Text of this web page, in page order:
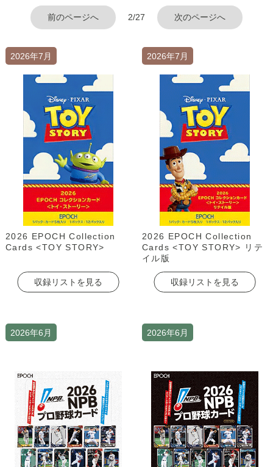
前のページへ 2/27 次のページへ
2026年7月
2026 EPOCH Collection
Cards <TOY STORY>
収録リストを見る
2026年7月
2026 EPOCH Collection
Cards <TOY STORY> リテ
イル版
収録リストを見る
2026年6月 2026年6月